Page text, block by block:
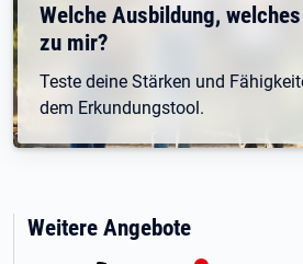
Welche Ausbildung,
zu mir?
Teste deine Stärken und
dem Erkundungstool.
Weitere Angebote